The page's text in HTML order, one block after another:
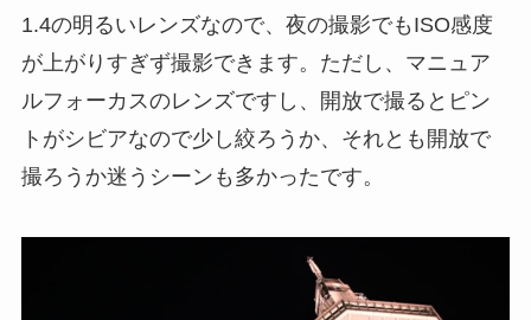
1.4の明るいレンズなので、夜の撮影でもISO感度
が上がりすぎず撮影できます。ただし、マニュア
ルフォーカスのレンズですし、開放で撮るとピン
トがシビアなので少し絞ろうか、それとも開放で
撮ろうか迷うシーンも多かったです。